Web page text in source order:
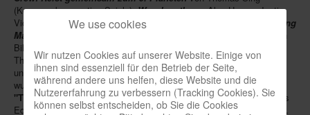
Premium login
Neuheiten-New Games
Köpfe-Heads
Preise-Awards
(Kosmos, kooperative Spiele),Wavelength von Alex Hague, Justin
Vickers und Wolfgang Warsch (Palm Court, Partyspiele),
Tinyforming
Mars
Bill Eberle, Jack Kittredge und Peter Olotka (Gale Force Nine,
Themenspiele) sowieUndaunted: Normandyvon Trevor Benjamin
und David Thompson (Osprey, Kriegsspiele). Zum besten Podcast
wurde"Heavy Cardboard"gewählt, zur besten Brettspiel-App
"Through the Ages - New Leaders & Wonders"von Czech Games
Edition. Alle Gewinner mit Zweit- und Drittplatzierten finden sich
We use cookies
Wir nutzen Cookies auf unserer Website. Einige von
ihnen sind essenziell für den Betrieb der Seite,
während andere uns helfen, diese Website und die
Nutzererfahrung zu verbessern (Tracking Cookies). Sie
können selbst entscheiden, ob Sie die Cookies